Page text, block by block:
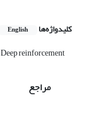
کلیدواژه‌ها English
Deep reinforcement
مراجع